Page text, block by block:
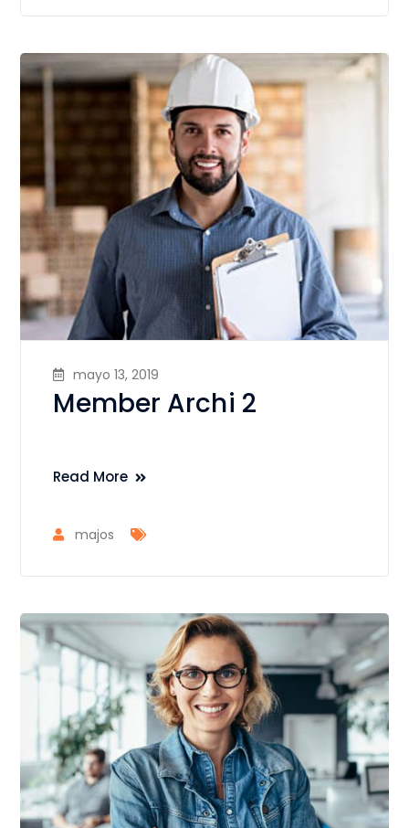
mayo 13, 2019
Member Archi 2
Read More
majos